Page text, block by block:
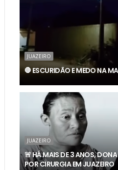
JUAZEIRO
🛑 ESCURIDÃO E MEDO NA
JUAZEIRO
🚨 HÁ MAIS DE 3 ANOS,
POR CIRURGIA EM JUAZEIRO